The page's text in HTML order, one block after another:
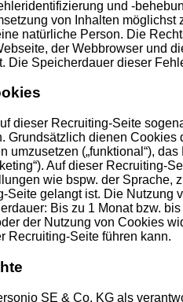
und -
von Inhalten
natürliche Person. Die
der Webbrowser und
Die Speicherdauer dieser
dieser Recruiting-Seite
Grundsätzlich dienen
umzusetzen („funktional“),
Auf dieser Recruiting-
wie bspw. der Sprache,
Seite gelangt ist. Die Nutzung
Bis zu 1 Monat bzw.
der Nutzung von Cookies
Recruiting-Seite führen kann.
SE & Co. KG als